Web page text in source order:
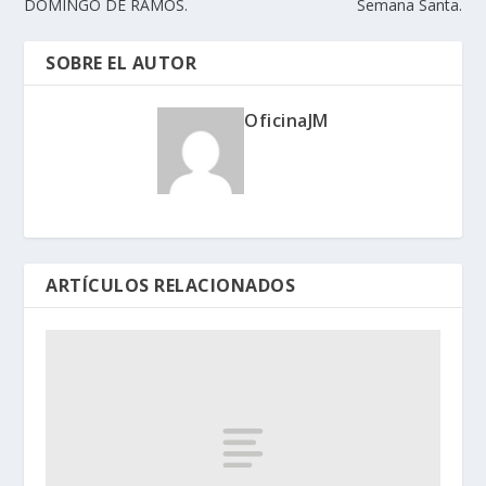
DOMINGO DE RAMOS. Semana Santa.
SOBRE EL AUTOR
OficinaJM
ARTÍCULOS RELACIONADOS